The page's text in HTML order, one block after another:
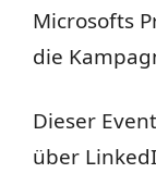
Microsofts
die
Dieser
über